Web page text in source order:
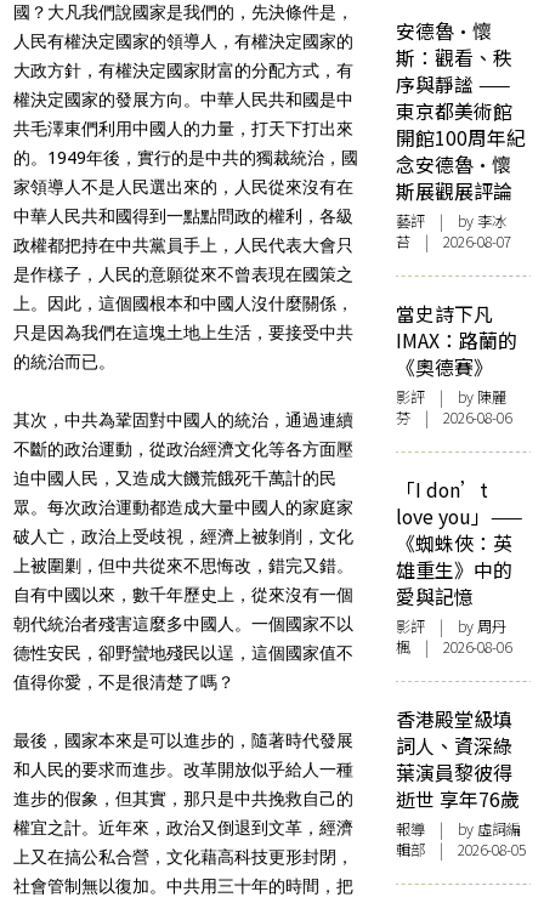
國？大凡我們說國家是我們的，先決條件是，
人民有權決定國家的領導人，有權決定國家的
大政方針，有權決定國家財富的分配方式，有
權決定國家的發展方向。中華人民共和國是中
共毛澤東們利用中國人的力量，打天下打出來
的。1949年後，實行的是中共的獨裁統治，國
家領導人不是人民選出來的，人民從來沒有在
中華人民共和國得到一點點問政的權利，各級
政權都把持在中共黨員手上，人民代表大會只
是作樣子，人民的意願從來不曾表現在國策之
上。因此，這個國根本和中國人沒什麼關係，
只是因為我們在這塊土地上生活，要接受中共
的統治而已。
其次，中共為鞏固對中國人的統治，通過連續
不斷的政治運動，從政治經濟文化等各方面壓
迫中國人民，又造成大饑荒餓死千萬計的民
眾。每次政治運動都造成大量中國人的家庭家
破人亡，政治上受歧視，經濟上被剝削，文化
上被圍剿，但中共從來不思悔改，錯完又錯。
自有中國以來，數千年歷史上，從來沒有一個
朝代統治者殘害這麼多中國人。一個國家不以
德性安民，卻野蠻地殘民以逞，這個國家值不
值得你愛，不是很清楚了嗎？
最後，國家本來是可以進步的，隨著時代發展
和人民的要求而進步。改革開放似乎給人一種
進步的假象，但其實，那只是中共挽救自己的
權宜之計。近年來，政治又倒退到文革，經濟
上又在搞公私合營，文化藉高科技更形封閉，
社會管制無以復加。中共用三十年的時間，把
安德魯·懷
斯：觀看、秩
序與靜謐 ——
東京都美術館
開館100周年紀
念安德魯·懷
斯展觀展評論
藝評 | by 李冰
苔 | 2026-08-07
當史詩下凡
IMAX：路蘭的
《奧德賽》
影評 | by 陳麗
芬 | 2026-08-06
「I don’t
love you」——
《蜘蛛俠：英
雄重生》中的
愛與記憶
影評 | by周丹
楓 | 2026-08-06
香港殿堂級填
詞人、資深綠
葉演員黎彼得
逝世 享年76歲
報導 | by 虛詞編
輯部 | 2026-08-05